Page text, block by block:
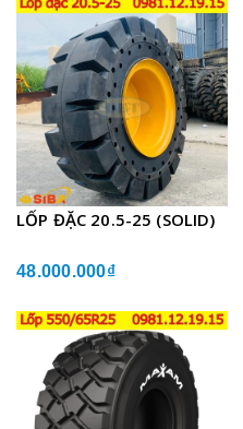
LỐP ĐẶC 20.5-25 (SOLID)
48.000.000₫